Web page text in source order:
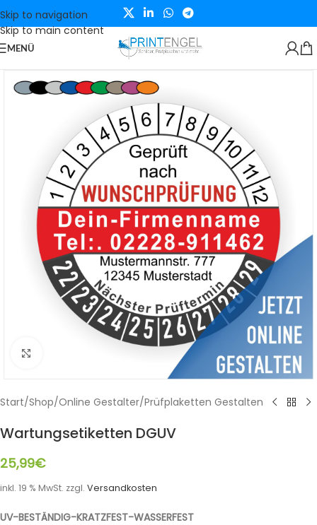
Skip to navigation
Skip to main content
MENÜ
Start/Shop/Online Gestalter/Prüfplaketten Gestalten
Wartungsetiketten DGUV
25,99€
inkl. 19 % MwSt. zzgl. Versandkosten
UV-BESTÄNDIG-KRATZFEST-WASSERFEST